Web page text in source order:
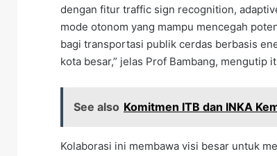
dengan fitur traffic sign recognition,
mode otonom yang mampu mencegah
bagi transportasi publik cerdas berbasis
kota besar,” jelas Prof Bambang, mengutip
See also Komitmen ITB dan INKA
Kolaborasi ini membawa visi besar untuk